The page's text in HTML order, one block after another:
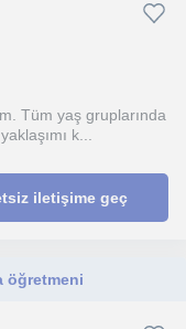
Tüm yaş gruplarında
k...
iletişime geç
öğretmeni